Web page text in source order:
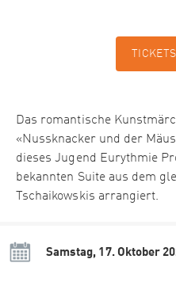
Das romantische
«Nussknacker und der
dieses Jugend Eurythmie
bekannten Suite aus dem
Tschaikowskis arrangiert.
Samstag, 17. Oktober